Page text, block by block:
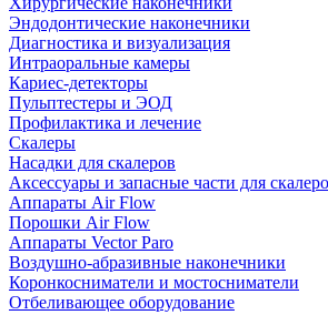
Эндодонтические наконечники
Диагностика и визуализация
Интраоральные камеры
Кариес-детекторы
Пульптестеры и ЭОД
Профилактика и лечение
Скалеры
Насадки для скалеров
Аксессуары и запасные части для
Аппараты Air Flow
Порошки Air Flow
Аппараты Vector Paro
Воздушно-абразивные наконечники
Коронкосниматели и мостосниматели
Отбеливающее оборудование